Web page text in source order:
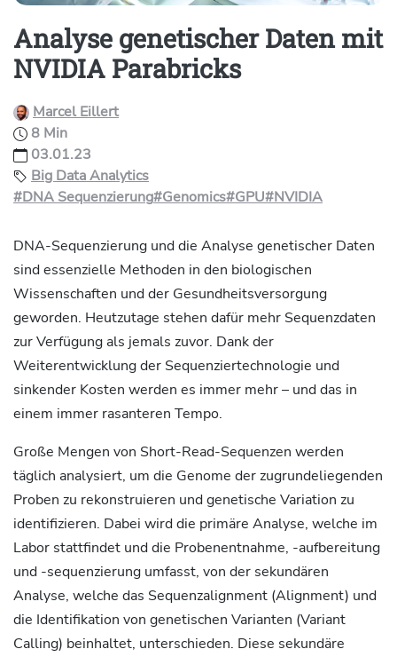
Analyse genetischer Daten mit
NVIDIA Parabricks
Marcel Eillert
8 Min
03.01.23
Big Data Analytics
#DNA Sequenzierung#Genomics#GPU#NVIDIA
DNA-Sequenzierung und die Analyse genetischer Daten
sind essenzielle Methoden in den biologischen
Wissenschaften und der Gesundheitsversorgung
geworden. Heutzutage stehen dafür mehr Sequenzdaten
zur Verfügung als jemals zuvor. Dank der
Weiterentwicklung der Sequenziertechnologie und
sinkender Kosten werden es immer mehr – und das in
einem immer rasanteren Tempo.
Große Mengen von Short-Read-Sequenzen werden
täglich analysiert, um die Genome der zugrundeliegenden
Proben zu rekonstruieren und genetische Variation zu
identifizieren. Dabei wird die primäre Analyse, welche im
Labor stattfindet und die Probenentnahme, -aufbereitung
und -sequenzierung umfasst, von der sekundären
Analyse, welche das Sequenzalignment (Alignment) und
die Identifikation von genetischen Varianten (Variant
Calling) beinhaltet, unterschieden. Diese sekundäre